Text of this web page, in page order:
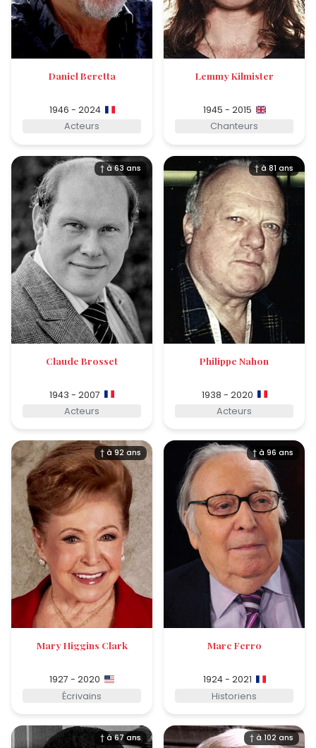
Daniel Beretta
1946 - 2024
Acteurs
Lemmy Kilmister
1945 - 2015
Chanteurs
† à 63 ans
Claude Brosset
1943 - 2007
Acteurs
† à 81 ans
Philippe Nahon
1938 - 2020
Acteurs
† à 92 ans
Mary Higgins Clark
1927 - 2020
Écrivains
† à 96 ans
Marc Ferro
1924 - 2021
Historiens
† à 67 ans † à 102 ans